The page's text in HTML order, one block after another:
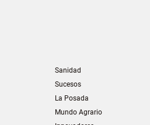
Sanidad
Sucesos
La Posada
Mundo Agrario